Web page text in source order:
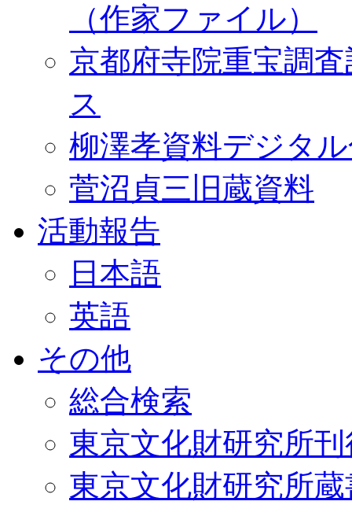
（作家ファイル）
京都府寺院重宝調
ス
柳澤孝資料デジタ
菅沼貞三旧蔵資料
活動報告
日本語
英語
その他
総合検索
東京文化財研究所
東京文化財研究所